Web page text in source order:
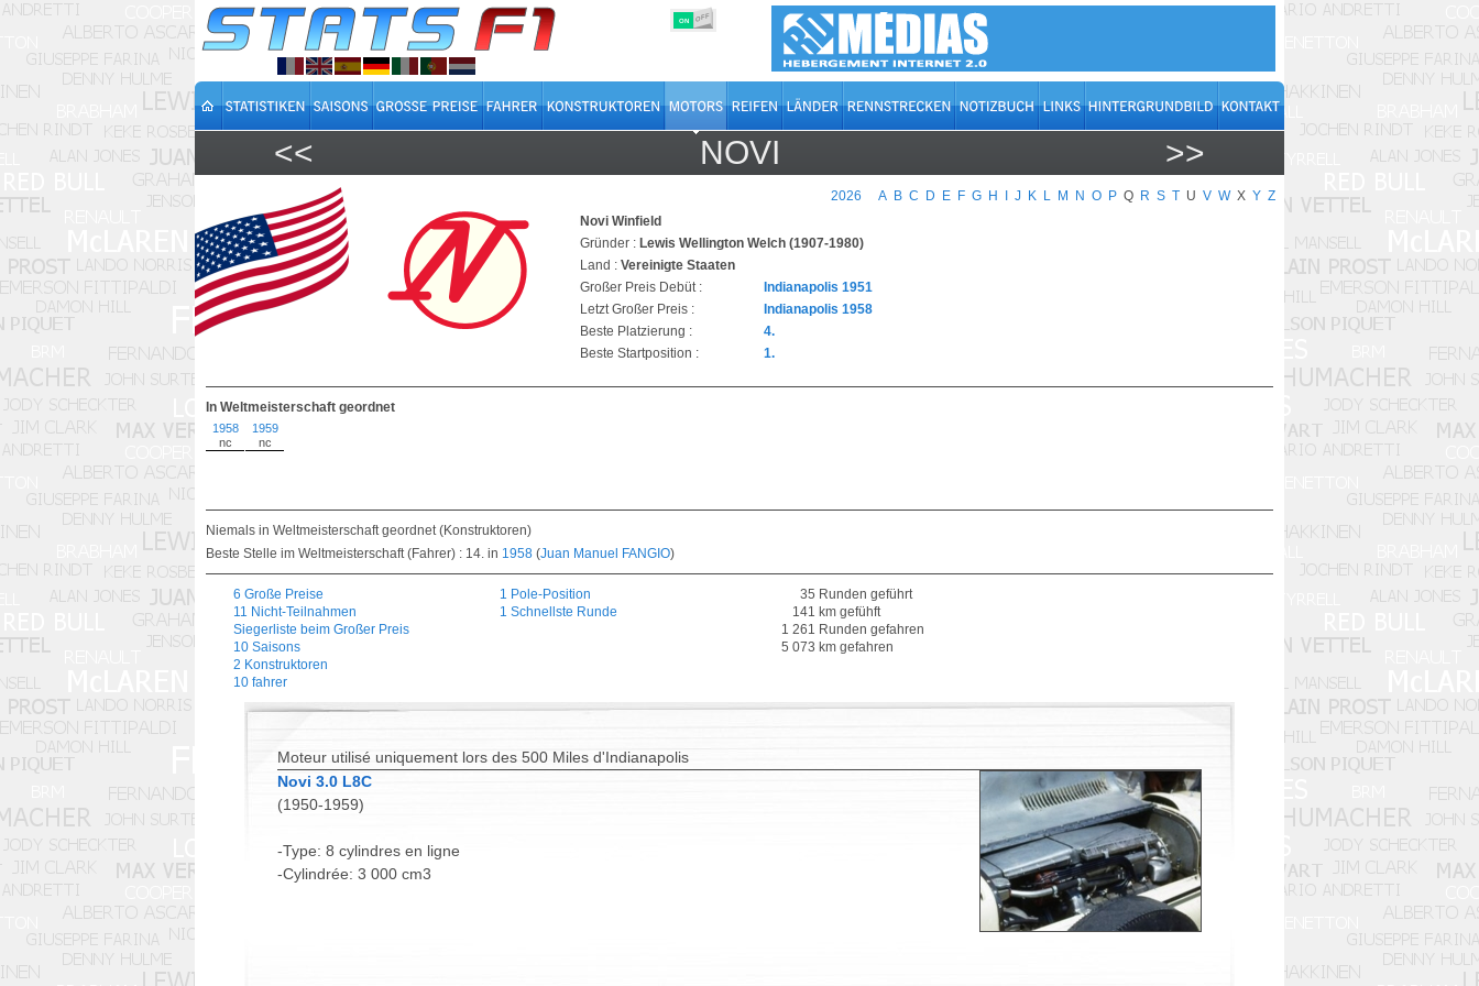
ON OFF
<< NOVI >>
2026 A B C D E F G H J K L M N O P Q R S T U V W X Y Z
Novi Winfield
Gründer : Lewis Wellington Welch (1907-1980)
Land : Vereinigte Staaten
Großer Preis Debüt :
Indianapolis 1951
Letzt Großer Preis :
Indianapolis 1958
Beste Platzierung :
4.
Beste Startposition :
1.
In Weltmeisterschaft geordnet
1958
nc
1959
nc
Niemals in Weltmeisterschaft geordnet (Konstruktoren)
Beste Stelle im Weltmeisterschaft (Fahrer) : 14. in 1958 (Juan Manuel FANGIO)
6 Große Preise
11 Nicht-Teilnahmen
Siegerliste beim Großer Preis
10 Saisons
2 Konstruktoren
10 fahrer
1 Pole-Position
1 Schnellste Runde
35 Runden geführt
141 km gefühft
1 261 Runden gefahren
5 073 km gefahren
Moteur utilisé uniquement lors des 500 Miles d'Indianapolis
Novi 3.0 L8C
(1950-1959)
-Type: 8 cylindres en ligne
-Cylindrée: 3 000 cm3